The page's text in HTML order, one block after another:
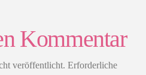
Kommentar
veröffentlicht. Erforderliche